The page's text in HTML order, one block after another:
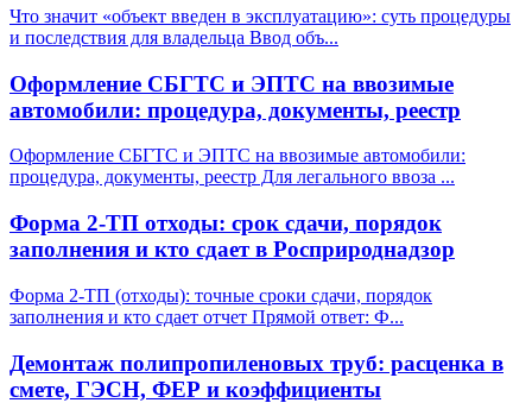
Что значит «объект введен в эксплуатацию»: суть процедуры
и последствия для владельца Ввод объ...
Оформление СБГТС и ЭПТС на ввозимые
автомобили: процедура, документы, реестр
Оформление СБГТС и ЭПТС на ввозимые автомобили:
процедура, документы, реестр Для легального ввоза ...
Форма 2-ТП отходы: срок сдачи, порядок
заполнения и кто сдает в Росприроднадзор
Форма 2-ТП (отходы): точные сроки сдачи, порядок
заполнения и кто сдает отчет Прямой ответ: Ф...
Демонтаж полипропиленовых труб: расценка в
смете, ГЭСН, ФЕР и коэффициенты